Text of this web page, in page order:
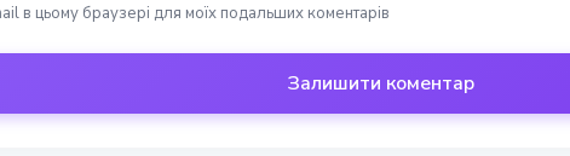
в цьому браузері для моїх подальших коментарів
Залишити коментар